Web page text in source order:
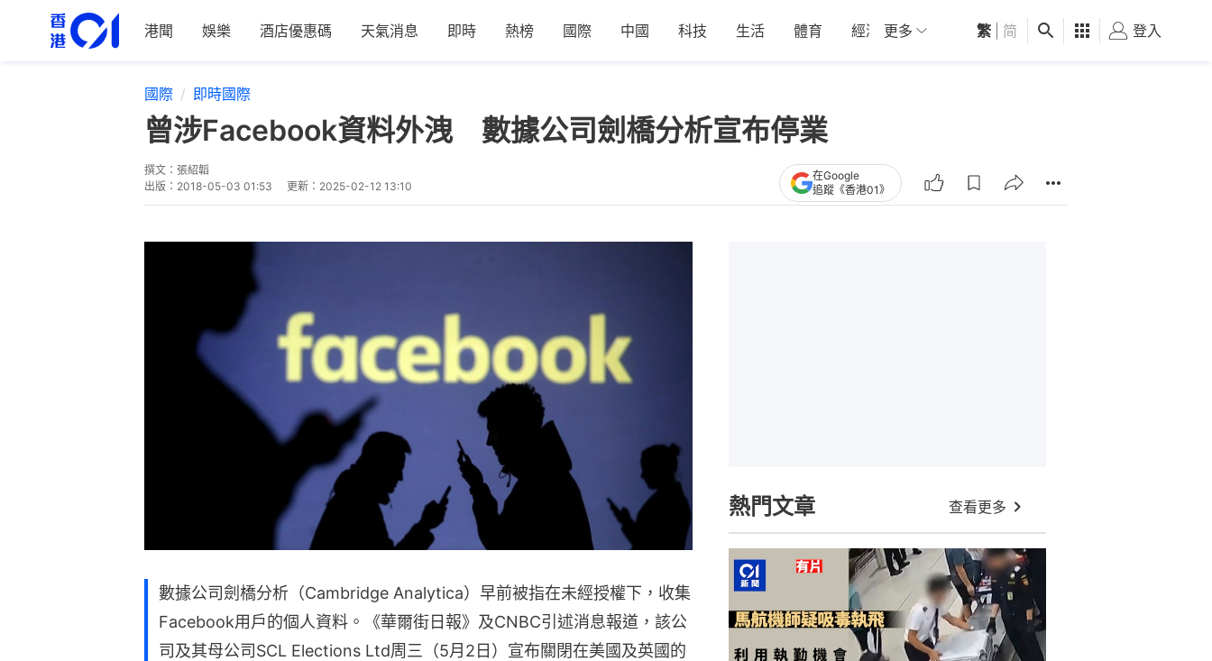
港聞 娛樂 酒店優惠碼 天氣消息 即時 熱榜 國際 中國 科技 生活 體育 經濟 01深圳 觀點 健康 好食玩飛
更多 繁 简 登入
國際 即時國際
曾涉Facebook資料外洩 數據公司劍橋分析宣布停業
撰文： 張紹韜
出版： 2018-05-03 01:53 更新： 2025-02-12 13:10
在Google
追蹤《香港01》
數據公司劍橋分析（Cambridge Analytica）早前被指在未經授權下，收集
Facebook用戶的個人資料。《華爾街日報》及CNBC引述消息報道，該公
司及其母公司SCL Elections Ltd周三（5月2日）宣布關閉在美國及英國的
熱門文章 查看更多